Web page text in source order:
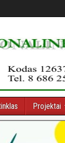
Projektai